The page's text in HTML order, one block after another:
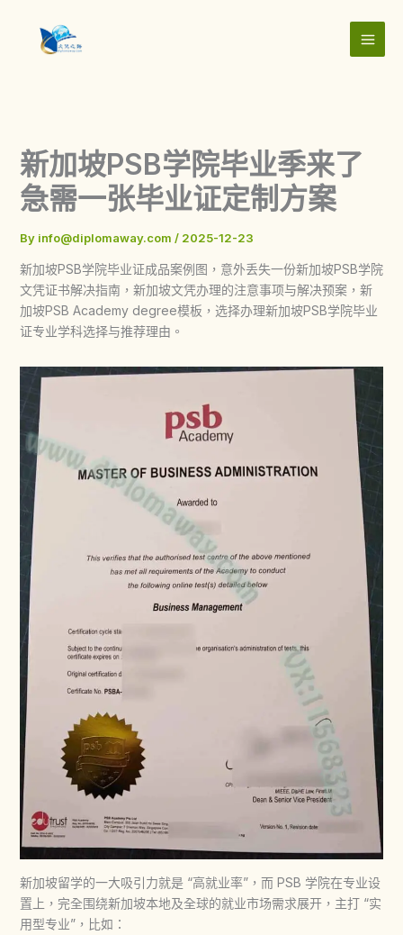
content
新加坡PSB学院毕业季来了
急需一张毕业证定制方案
By info@diplomaway.com / 2025-12-23
新加坡PSB学院毕业证成品案例图，意外丢失一份新加坡PSB学院
文凭证书解决指南，新加坡文凭办理的注意事项与解决预案，新
加坡PSB Academy degree模板，选择办理新加坡PSB学院毕业
证专业学科选择与推荐理由。
新加坡留学的一大吸引力就是 “高就业率”，而 PSB 学院在专业设
置上，完全围绕新加坡本地及全球的就业市场需求展开，主打 “实
用型专业”，比如：